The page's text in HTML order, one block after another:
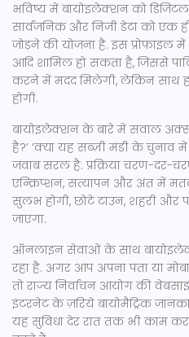
भविष्य में बायोइलेक्शन को
सार्वजनिक और निजी डेटा को एक
जोड़ने की योजना है. इस प्रोफ़ाइल में
आदि शामिल हो सकता है, जिससे
करने में मदद मिलेगी, लेकिन साथ
होगी.
बायोइलेक्शन के बारे में सवाल
है?’ ‘क्या यह सब्ज़ी मंडी के चुनाव
जवाब सरल है: प्रक्रिया चरण-दर-
एन्क्रिप्शन, सत्यापन और अंत में
सुलभ होगी, छोटे टाउन, शहरी और
जाएगा.
ऑनलाइन सेवाओं के साथ
रहा है. अगर आप अपना पता या
तो राज्य निर्वाचन आयोग की
इंटरनेट के ज़रिये बायोमैट्रिक
यह सुविधा देर रात तक भी काम